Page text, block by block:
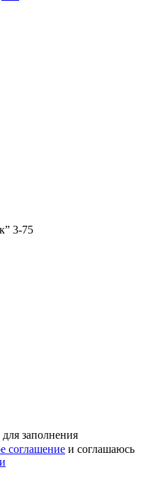
3-75
заполнения
соглашение и соглашаюсь